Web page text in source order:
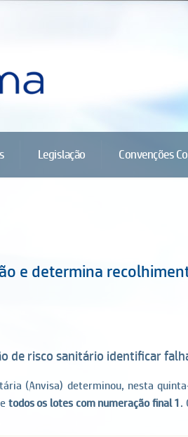
Legislação Convenções
e determina
de risco sanitário identificar
(Anvisa) determinou, nesta
todos os lotes com numeração final 1.